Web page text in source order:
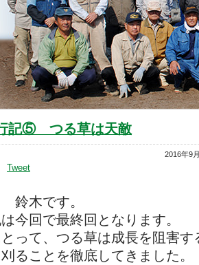
記⑤ つる草は天敵
2016年9
Tweet
鈴木です。
今回で最終回となります。
って、つる草は成長を阻害
ることを徹底してきました。